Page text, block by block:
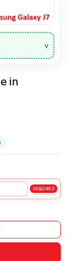
v
in